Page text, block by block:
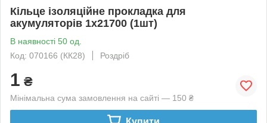
Кільце ізоляційне прокладка для
акумуляторів 1х21700 (1шт)
В наявності 50 од.
Код: 070166 (КК28)
Роздріб
1 ₴
Мінімальна сума замовлення на сайті — 150 ₴